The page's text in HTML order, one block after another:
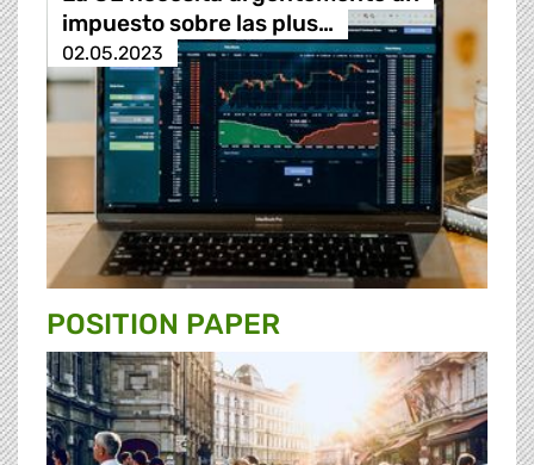
impuesto sobre las plus…
02.05.2023
POSITION PAPER